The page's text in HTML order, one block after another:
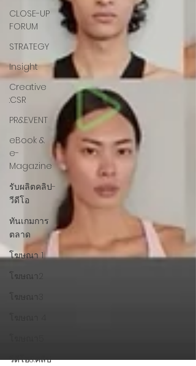
CLOSE-UP
FORUM
STRATEGY
Insight
Creative
:CSR
PR&EVENT
eBook &
e-
Magazine
รับผลิตคลิป-
วีดีโอ
ทันเกมการ
ตลาด
โฆษณา 1
โฆษณา2
โฆษณา3
วีดีโอ&คลิป